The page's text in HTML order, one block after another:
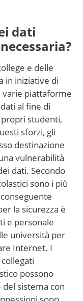
dati
e delle
in iniziative di
varie piattaforme
al fine di
studenti,
sforzi, gli
destinazione
vulnerabilità
dati. Secondo
sono i più
la sicurezza è
e personale
università per
Internet. I
possono
sistema con